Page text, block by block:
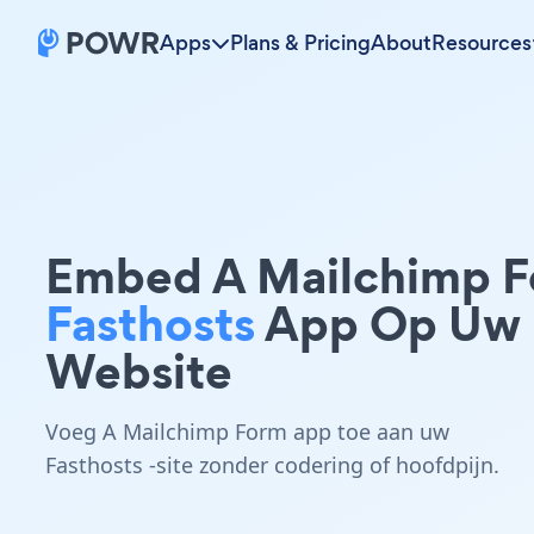
Apps Plans & PricingAboutResources
Embed A Mailchimp
FasthostsApp Op Uw
Website
Voeg A Mailchimp Form app toe aan uw
Fasthosts -site zonder codering of hoofdpijn.